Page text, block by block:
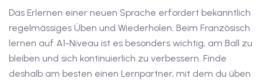
mit Gutschein B1
mit
B2
Das Erlernen einer neuen Sprache erfordert bekanntlich
regelmässiges Üben und Wiederholen. Beim Französisch
lernen auf A1-Niveau ist es besonders wichtig, am Ball zu
bleiben und sich kontinuierlich zu verbessern. Finde
deshalb am besten einen Lernpartner, mit dem du üben